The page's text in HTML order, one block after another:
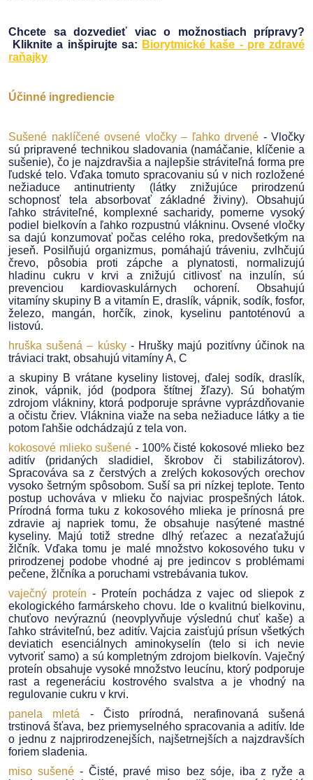
Chcete sa dozvedieť viac o možnostiach prípravy?
Kliknite a inšpirujte sa: Biorytmické kaše - pre zdravé
raňajky
Účinné ingrediencie
Sušené naklíčené ovsené vločky – ľahko drvené - Vločky
sú pripravené technikou sladovania (namáčanie, klíčenie a
sušenie), čo je najzdravšia a najlepšie stráviteľná forma pre
ľudské telo. Vďaka tomuto spracovaniu sú v nich rozložené
nežiaduce antinutrienty (látky znižujúce prirodzenú
schopnosť tela absorbovať základné živiny). Obsahujú
ľahko stráviteľné, komplexné sacharidy, pomerne vysoký
podiel bielkovín a ľahko rozpustnú vlákninu. Ovsené vločky
sa dajú konzumovať počas celého roka, predovšetkým na
jeseň. Posilňujú organizmus, pomáhajú tráveniu, zvlhčujú
črevo, pôsobia proti zápche a plynatosti, normalizujú
hladinu cukru v krvi a znižujú citlivosť na inzulín, sú
prevenciou kardiovaskulárnych ochorení. Obsahujú
vitamíny skupiny B a vitamín E, draslík, vápnik, sodík, fosfor,
železo, mangán, horčík, zinok, kyselinu pantoténovú a
listovú.
hruška sušená – kúsky - Hrušky majú pozitívny účinok na
tráviaci trakt, obsahujú vitamíny A, C
a skupiny B vrátane kyseliny listovej, ďalej sodík, draslík,
zinok, vápnik, jód (podpora štítnej žľazy). Sú bohatým
zdrojom vlákniny, ktorá podporuje správne vyprázdňovanie
a očistu čriev. Vláknina viaže na seba nežiaduce látky a tie
potom ľahšie odchádzajú z tela von.
kokosové mlieko sušené - 100% čisté kokosové mlieko bez
aditív (pridaných sladidiel, škrobov či stabilizátorov).
Spracováva sa z čerstvých a zrelých kokosových orechov
vysoko šetrným spôsobom. Suší sa pri nízkej teplote. Tento
postup uchováva v mlieku čo najviac prospešných látok.
Prírodná forma tuku z kokosového mlieka je prínosná pre
zdravie aj napriek tomu, že obsahuje nasýtené mastné
kyseliny. Majú totiž stredne dlhý reťazec a nezaťažujú
žlčník. Vďaka tomu je malé množstvo kokosového tuku v
prirodzenej podobe vhodné aj pre jedincov s problémami
pečene, žlčníka a poruchami vstrebávania tukov.
vaječný proteín - Proteín pochádza z vajec od sliepok z
ekologického farmárskeho chovu. Ide o kvalitnú bielkovinu,
chuťovo nevýraznú (neovplyvňuje výslednú chuť kaše) a
ľahko stráviteľnú, bez aditív. Vajcia zaisťujú prísun všetkých
deviatich esenciálnych aminokyselín (telo si ich nevie
vytvoriť samo) a sú kompletným zdrojom bielkovín. Vaječný
proteín obsahuje vysoké množstvo leucínu, ktorý podporuje
rast a regeneráciu kostrového svalstva a je vhodný na
regulovanie cukru v krvi.
panela mletá - Čisto prírodná, nerafinovaná sušená
trstinová šťava, bez priemyselného spracovania a aditív. Ide
o jednu z najprirodzenejších, najšetrnejších a najzdravších
foriem sladenia.
miso sušené- Čisté, pravé miso bez sóje, iba z ryže a